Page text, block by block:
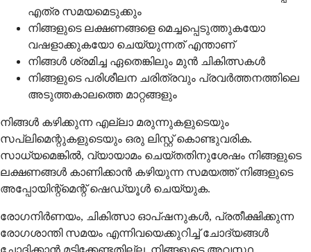
എത്ര സമയമെടുക്കും
നിങ്ങളുടെ ലക്ഷണങ്ങളെ മെച്ചപ്പെടുത്തുകയോ
വഷളാക്കുകയോ ചെയ്യുന്നത് എന്താണ്
നിങ്ങൾ ശ്രമിച്ച ഏതെങ്കിലും മുൻ ചികിത്സകൾ
നിങ്ങളുടെ പരിശീലന ചരിത്രവും പ്രവർത്തനത്തിലെ
അടുത്തകാലത്തെ മാറ്റങ്ങളും
നിങ്ങൾ കഴിക്കുന്ന എല്ലാ മരുന്നുകളുടെയും
സപ്ലിമെന്റുകളുടെയും ഒരു ലിസ്റ്റ് കൊണ്ടുവരിക.
സാധ്യമെങ്കിൽ, വ്യായാമം ചെയ്തതിനുശേഷം നിങ്ങളുടെ
ലക്ഷണങ്ങൾ കാണിക്കാൻ കഴിയുന്ന സമയത്ത് നിങ്ങളുടെ
അപ്പോയിന്റ്മെന്റ് ഷെഡ്യൂൾ ചെയ്യുക.
രോഗനിർണയം, ചികിത്സാ ഓപ്ഷനുകൾ, പ്രതീക്ഷിക്കുന്ന
രോഗശാന്തി സമയം എന്നിവയെക്കുറിച്ച് ചോദ്യങ്ങൾ
ചോദിക്കാൻ മടിക്കേണ്ടതില്ല. നിങ്ങളുടെ അവസ്ഥ